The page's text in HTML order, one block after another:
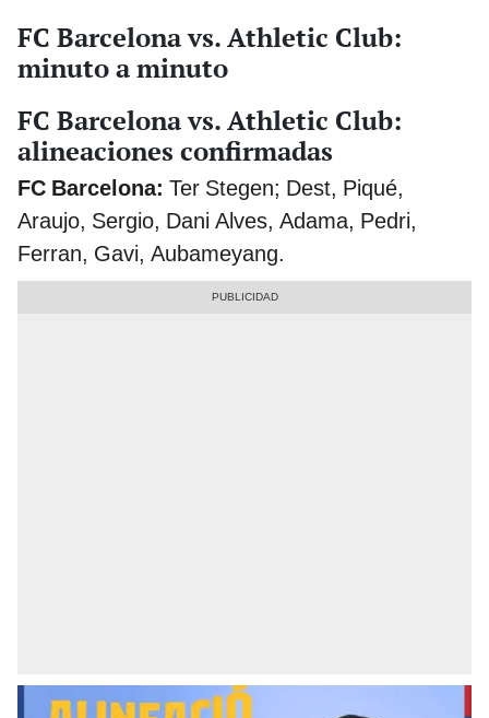
FC Barcelona vs. Athletic Club:
minuto a minuto
FC Barcelona vs. Athletic Club:
alineaciones confirmadas
FC Barcelona: Ter Stegen; Dest, Piqué,
Araujo, Sergio, Dani Alves, Adama, Pedri,
Ferran, Gavi, Aubameyang.